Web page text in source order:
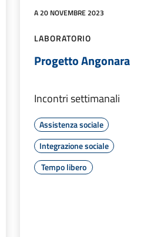
A 20 NOVEMBRE 2023
LABORATORIO
Progetto Angonara
Incontri settimanali
Assistenza sociale
Integrazione sociale
Tempo libero